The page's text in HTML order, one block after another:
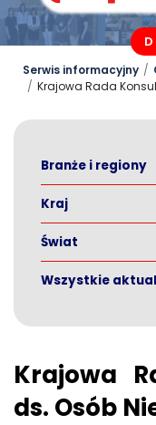
Serwis informacyjny
Krajowa Rada
Branże i regiony
Kraj
Świat
Wszystkie
Krajowa
ds. Osób